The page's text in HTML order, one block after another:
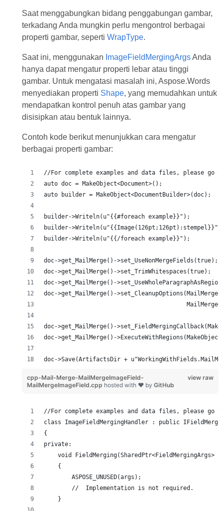
Saat menggabungkan bidang penggabungan gambar,
terkadang Anda mungkin perlu mengontrol berbagai
properti gambar, seperti WrapType.
Saat ini, menggunakan ImageFieldMergingArgsAnda
hanya dapat mengatur properti lebar atau tinggi
gambar. Untuk mengatasi masalah ini, Aspose.Words
menyediakan properti Shape, yang memudahkan untuk
mendapatkan kontrol penuh atas gambar yang
disisipkan atau bentuk lainnya.
Contoh kode berikut menunjukkan cara mengatur
berbagai properti gambar:
//For complete examples and data files, please go
auto doc = MakeObject<Document>();
auto builder = MakeObject<DocumentBuilder>(doc);
builder->Writeln(u"{{#foreach example}}");
builder-
builder->Writeln(u"{{/foreach example}}");
doc->get_MailMerge()->set_UseNonMergeFields(true);
doc->get_MailMerge()->set_TrimWhitespaces(true);
doc->get_MailMerge()-
doc->get_MailMerge()-
doc->get_MailMerge()-
doc->get_MailMerge()-
doc->Save(ArtifactsDir +
view raw
cpp-Mail-Merge-MailMergeImageField-
MailMergeImageField.cpp hosted with ❤ by GitHub
//For complete examples and data files, please go
class ImageFieldMergingHandler : public
{
private:
void FieldMerging(SharedPtr<FieldMergingArgs>
    {
        ASPOSE_UNUSED(args);
        //  Implementation is not required.
    }